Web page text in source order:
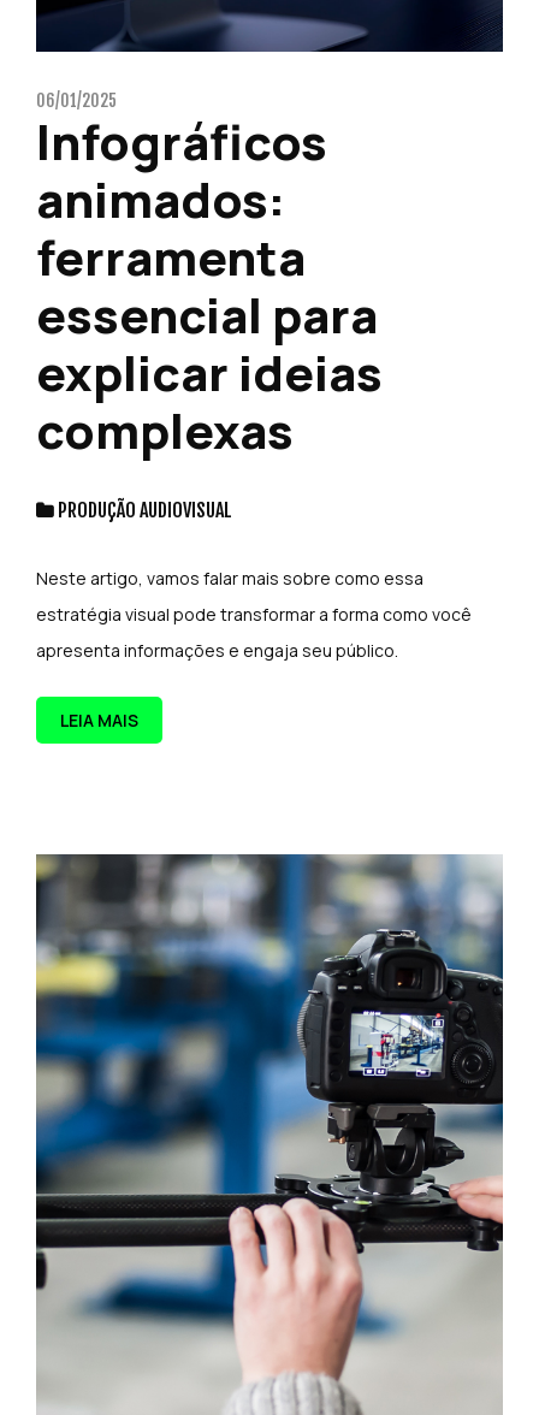
06/01/2025
Infográficos
animados:
ferramenta
essencial para
explicar ideias
complexas
PRODUÇÃO AUDIOVISUAL
Neste artigo, vamos falar mais sobre como essa
estratégia visual pode transformar a forma como você
apresenta informações e engaja seu público.
LEIA MAIS